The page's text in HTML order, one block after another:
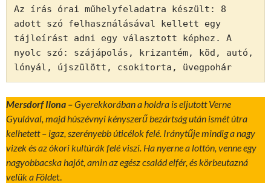
Az írás órai műhelyfeladatra készült: 8
adott szó felhasználásával kellett egy
tájleírást adni egy választott képhez. A
nyolc szó: szájápolás, krizantém, köd, autó,
lónyál, újszülött, csokitorta, üvegpohár
Mersdorf Ilona –Gyerekkorában a holdra is eljutott Verne
Gyulával, majd húszévnyi kényszerű bezártság után ismét útra
kelhetett – igaz, szerényebb úticélok felé. Iránytűje mindig a nagy
vizek és az ókori kultúrák felé viszi. Ha nyerne a lottón, venne egy
nagyobbacska hajót, amin az egész család elfér, és körbeutazná
velük a Földet.